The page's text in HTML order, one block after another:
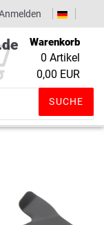
(0)
SUCHE
Warenkorb
0 Artikel
0,00 EUR